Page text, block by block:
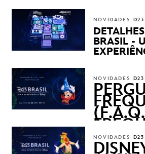
NOVIDADES D23
BRASIL -
NOVIDADES D23
ASKED
NOVIDADES D23